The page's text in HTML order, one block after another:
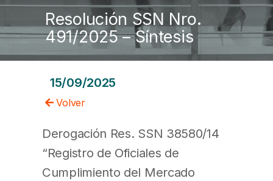
Resolución SSN Nro.
491/2025 – Síntesis
15/09/2025
Volver
Derogación Res. SSN 38580/14
“Registro de Oficiales de
Cumplimiento del Mercado